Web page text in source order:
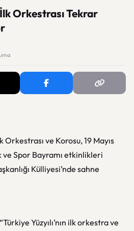
İlk Orkestrası Tekrar
Orkestrası ve Korosu, 19 Mayıs
ve Spor Bayramı etkinlikleri
Külliyesi’nde sahne
Yüzyılı’nın ilk orkestra ve